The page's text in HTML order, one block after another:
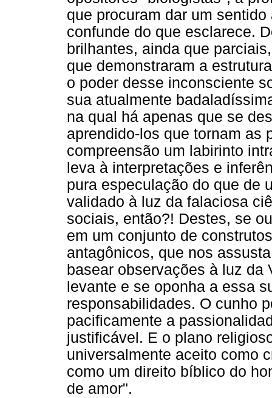
que procuram dar um
confunde do que esclarece.
brilhantes, ainda que
que demonstraram a
o poder desse inconsciente
sua atualmente
na qual há apenas que se
aprendido-los que tornam as
compreensão um labirinto
leva à interpretações e
pura especulação do que de
validado à luz da falaciosa
sociais, então?! Destes, se
em um conjunto de
antagônicos, que nos
basear observações à luz da
levante e se oponha a essa
responsabilidades. O cunho
pacificamente a
justificável. E o plano
universalmente aceito como
como um direito bíblico do
de amor".